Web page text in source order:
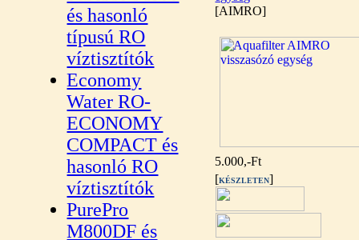
és hasonló
típusú RO
víztisztítók
Economy
Water RO-
ECONOMY
COMPACT és
hasonló RO
víztisztítók
PurePro
M800DF és
[AIMRO]
5.000,-Ft
[KÉSZLETEN]